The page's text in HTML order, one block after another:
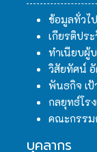
ข้อมูลทั่วไป
เกียรติปร
ทำเนียบผู้
วิสัยทัศน์
พันธกิจ เป้
กลยุทธ์โร
คณะกรรม
บุคลากร